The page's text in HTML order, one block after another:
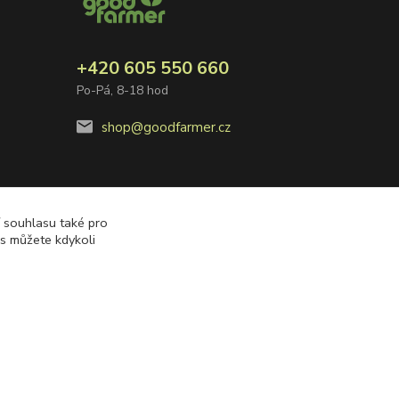
+420 605 550 660
Po-Pá, 8-18 hod
shop@goodfarmer.cz
také pro
můžete kdykoli